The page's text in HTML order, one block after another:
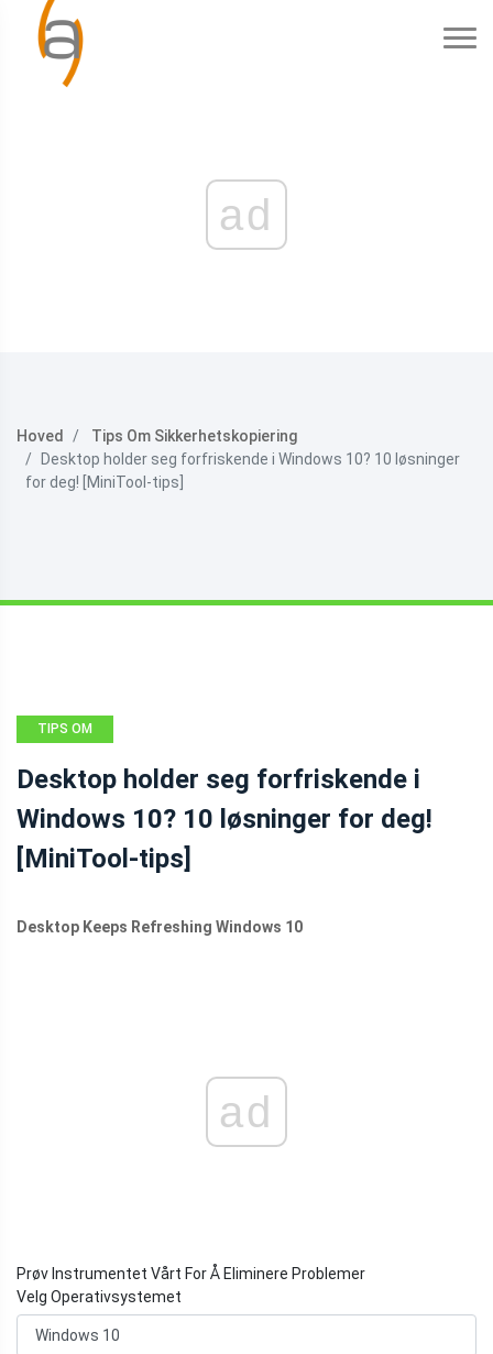
ad
Hoved
Tips Om Sikkerhetskopiering
Desktop holder seg forfriskende i Windows 10? 10 løsninger
for deg! [MiniTool-tips]
TIPS OM
Desktop holder seg forfriskende i
Windows 10? 10 løsninger for deg!
[MiniTool-tips]
Desktop Keeps Refreshing Windows 10
ad
Prøv Instrumentet Vårt For Å Eliminere Problemer
Velg Operativsystemet